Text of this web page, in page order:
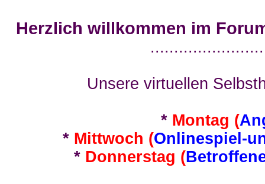
Herzlich willkommen im
Unsere virtuellen
* Montag (
* Mittwoch (Onlinespiel-
* Donnerstag (